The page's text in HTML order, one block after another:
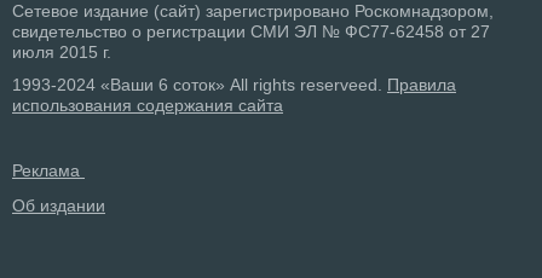
Сетевое издание (сайт) зарегистрировано Роскомнадзором,
свидетельство о регистрации СМИ ЭЛ № ФС77-62458 от 27
июля 2015 г.
1993-2024 «Ваши 6 соток» All rights reserveed. Правила
использования содержания сайта
Реклама
Об издании